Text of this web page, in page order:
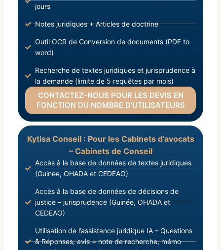
jours
Notes juridiques + Articles de doctrine
Outil OCR de Conversion de documents (PDF to
word)
Recherche de textes juridiques et jurisprudence à
la demande (limite de 5 requêtes par mois)
CONTACTEZ-NOUS POUR LES DEVIS EN
FONCTION DU NOMBRE D’UTILISATEURS
Kytisa Conseil : Pour les Cabinets d’avocats
– Cabinets de Conseil
Accès à la base de données de textes juridiques
(Guinée, OHADA et CEDEAO)
Accès à la base de données de décisions de
justice – jurisprudence (Guinée, OHADA et
CEDEAO)
Utilisation de l’assistance juridique IA – Questions
& Réponses, avis + note de recherche, mémo